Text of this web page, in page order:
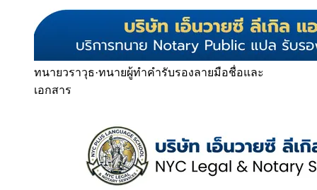
ทนายวราวุธ·ทนายผู้ทำคำรับรองลายมือชื่อและ
เอกสาร